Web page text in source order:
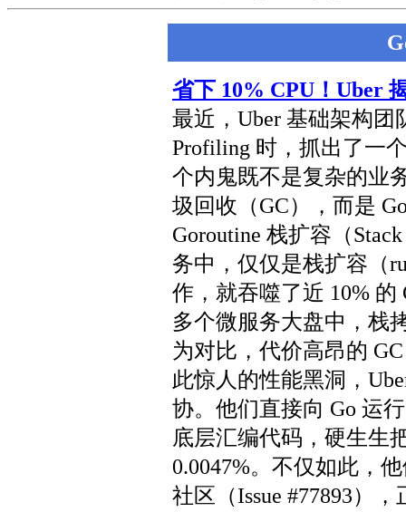
省下 10% CPU！Uber
最近，Uber 基础架构
Profiling 时，抓出了一
个内鬼既不是复杂的业
圾回收（GC），而是
Goroutine 栈扩容（
务中，仅仅是栈扩容（
作，就吞噬了近 10% 的
多个微服务大盘中，栈
为对比，代价高昂的
此惊人的性能黑洞，
协。他们直接向 Go 运
底层汇编代码，硬生生
0.0047%。不仅如此，
社区（Issue #77893）